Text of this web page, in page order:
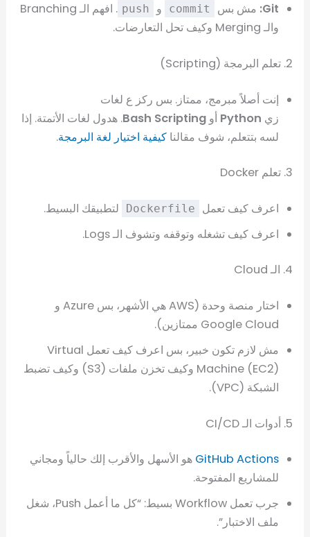
Git: مش بس commit و push
. افهم الـ Branching
والـ Merging وكيف تحل التعارضات.
2. تعلم البرمجة (Scripting)
إنت أصلاً مبرمج، ممتاز. بس ركز ع لغات
زي Python أوBash Scripting. هدول لغات الأتمتة. إذا
لسه بتتعلم، شوف مقالناكيفية اختيار لغة البرمجة.
3. تعلم Docker
اعرف كيف تعمل Dockerfile
لتطبيقك البسيط.
اعرف كيف تشغله وتوقفه وتشوف الـ Logs.
4. الـ Cloud
اختار منصة وحدة (AWS هي الأشهر، بس Azure و
Google Cloud ممتازين).
مش لازم تكون خبير، بس اعرف كيف تعمل Virtual
Machine (EC2) وكيف تخزن ملفات (S3) وكيف تضبط
الشبكة (VPC).
5. أدوات الـ CI/CD
GitHub Actions هو الأسهل والأقرب إلك حالياً ومجاني
للمشاريع المفتوحة.
جرب تعمل Workflow بسيط: “كل ما أعمل Push، شغل
ملف الاختبار”.